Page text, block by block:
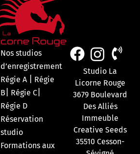
Nos studios
d’enregistrement
Régie A
Régie
B
Régie C|
Régie D
Réservation
studio
Formations aux
Studio La
Licorne Rouge
3679 Boulevard
Des Alliés
Immeuble
Creative Seeds
35510 Cesson-